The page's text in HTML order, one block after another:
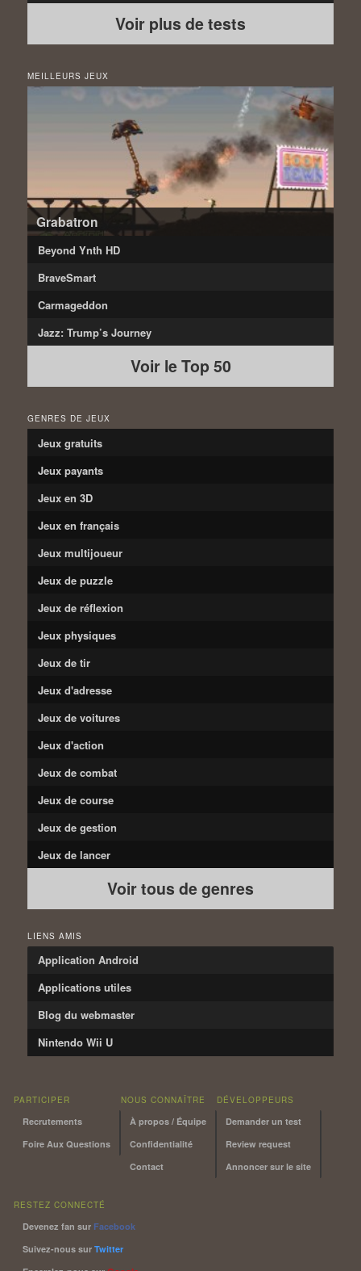
Voir plus de tests
MEILLEURS JEUX
Grabatron
Beyond Ynth HD
BraveSmart
Carmageddon
Jazz: Trump’s Journey
Voir le Top 50
GENRES DE JEUX
Jeux gratuits
Jeux payants
Jeux en 3D
Jeux en français
Jeux multijoueur
Jeux de puzzle
Jeux de réflexion
Jeux physiques
Jeux de tir
Jeux d'adresse
Jeux de voitures
Jeux d'action
Jeux de combat
Jeux de course
Jeux de gestion
Jeux de lancer
Voir tous de genres
LIENS AMIS
Application Android
Applications utiles
Blog du webmaster
Nintendo Wii U
PARTICIPER
Recrutements
Foire Aux Questions
NOUS CONNAÎTRE
À propos / Équipe
Confidentialité
Contact
DÉVELOPPEURS
Demander un test
Review request
Annoncer sur le site
RESTEZ CONNECTÉ
Devenez fan sur Facebook
Suivez-nous sur Twitter